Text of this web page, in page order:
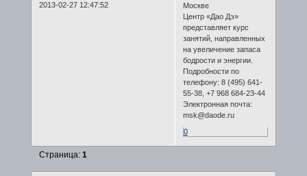
2013-02-27 12:47:52
Москве
Центр «Дао Дэ»
представляет курс
занятий, направленных
на увеличение запаса
бодрости и энергии.
Подробности по
телефону: 8 (495) 641-
55-38, +7 968 684-23-44
Электронная почта:
msk@daode.ru
0
Страница: 1